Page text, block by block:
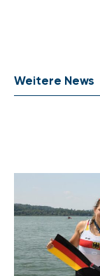
Weitere News